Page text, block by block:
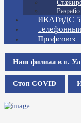
ИКАТиДС
Профсоюз
Наш филиал в п.
Стоп COVID